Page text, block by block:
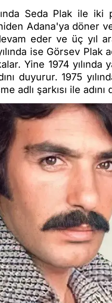
Seda Plak ile iki
Adana'ya döner
eder ve üç yıl
ise Görsev
Yine 1974
duyurur. 1975
adlı şarkısı ile adını